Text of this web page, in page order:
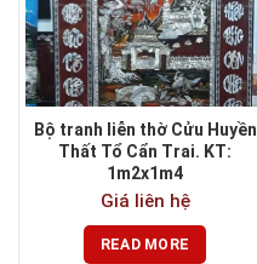
Bộ tranh liễn thờ Cửu Huyền
Thất Tổ Cẩn Trai. KT:
1m2x1m4
Giá liên hệ
READ MORE